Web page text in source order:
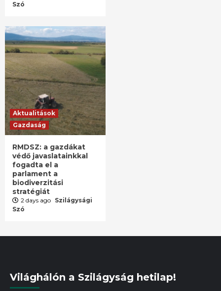
Szó
Aktualitások
Gazdaság
RMDSZ: a gazdákat
védő javaslatainkkal
fogadta el a
parlament a
biodiverzitási
stratégiát
2 days ago Szilágysági
Szó
Világhálón a Szilágyság hetilap!